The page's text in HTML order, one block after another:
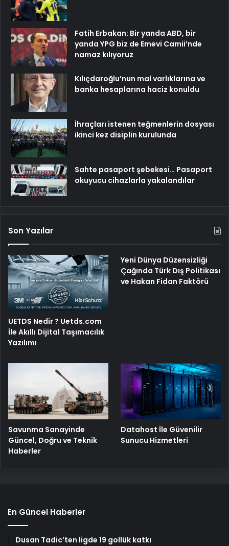
Fatih Erbakan: Bir yanda ABD, bir
yanda YPG biz de Emevi Camii’nde
namaz kılıyoruz
Kılıçdaroğlu’nun mal varlıklarına ve
banka hesaplarına haciz konuldu
İhraçları istenen teğmenlerin dosyası
ikinci kez disiplin kurulunda
Sahte pasaport şebekesi… Pasaport
okuyucu cihazlarla yakalandılar
Son Yazılar
UETDS Nedir ? Uetds.com
İle Akıllı Dijital Taşımacılık
Yazılımı
Yeni Dünya Düzensizliği
Çağında Türk Dış Politikası
ve Hakan Fidan Faktörü
Savunma Sanayinde
Güncel, Doğru ve Teknik
Haberler
Datahost İle Güvenilir
Sunucu Hizmetleri
En Güncel Haberler
Dusan Tadic’ten ligde 19 gollük katkı